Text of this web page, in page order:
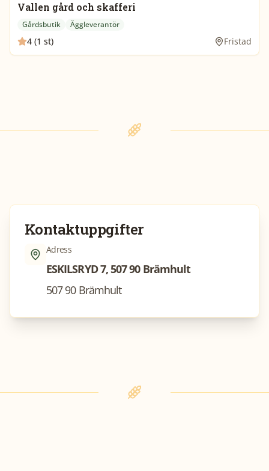
Vallen gård och skafferi
Gårdsbutik Äggleverantör
4 (1 st) Fristad
Kontaktuppgifter
Adress
ESKILSRYD 7, 507 90 Brämhult
507 90 Brämhult